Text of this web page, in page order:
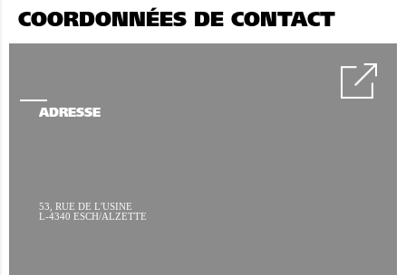
COORDONNÉES DE CONTACT
ADRESSE
53, RUE DE L'USINE
L-4340 ESCH/ALZETTE